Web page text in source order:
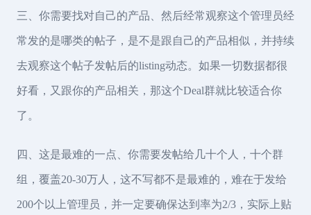
三、你需要找对自己的产品、然后经常观察这个管理员经
常发的是哪类的帖子，是不是跟自己的产品相似，并持续
去观察这个帖子发帖后的listing动态。如果一切数据都很
好看，又跟你的产品相关，那这个Deal群就比较适合你
了。
四、这是最难的一点、你需要发帖给几十个人，十个群
组，覆盖20-30万人，这不写都不是最难的，难在于发给
200个以上管理员，并一定要确保达到率为2/3，实际上贴